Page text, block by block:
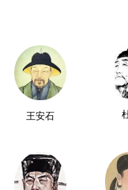
王安石